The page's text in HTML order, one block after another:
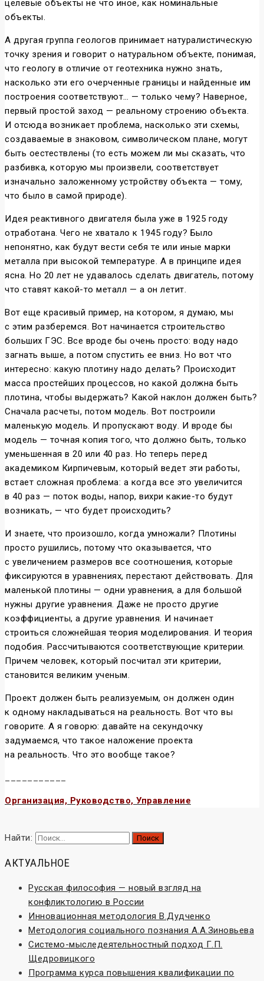
целевые объекты не что иное, как номинальные
объекты.
А другая группа геологов принимает натуралистическую
точку зрения и говорит о натуральном объекте, понимая,
что геологу в отличие от геотехника нужно знать,
насколько эти его очерченные границы и найденные им
построения соответствуют… — только чему? Наверное,
первый простой заход — реальному строению объекта.
И отсюда возникает проблема, насколько эти схемы,
создаваемые в знаковом, символическом плане, могут
быть оестествлены (то есть можем ли мы сказать, что
разбивка, которую мы произвели, соответствует
изначально заложенному устройству объекта — тому,
что было в самой природе).
Идея реактивного двигателя была уже в 1925 году
отработана. Чего не хватало к 1945 году? Было
непонятно, как будут вести себя те или иные марки
металла при высокой температуре. А в принципе идея
ясна. Но 20 лет не удавалось сделать двигатель, потому
что ставят какой-то металл — а он летит.
Вот еще красивый пример, на котором, я думаю, мы
с этим разберемся. Вот начинается строительство
больших ГЭС. Все вроде бы очень просто: воду надо
загнать выше, а потом спустить ее вниз. Но вот что
интересно: какую плотину надо делать? Происходит
масса простейших процессов, но какой должна быть
плотина, чтобы выдержать? Какой наклон должен быть?
Сначала расчеты, потом модель. Вот построили
маленькую модель. И пропускают воду. И вроде бы
модель — точная копия того, что должно быть, только
уменьшенная в 20 или 40 раз. Но теперь перед
академиком Кирпичевым, который ведет эти работы,
встает сложная проблема: а когда все это увеличится
в 40 раз — поток воды, напор, вихри какие-то будут
возникать, — что будет происходить?
И знаете, что произошло, когда умножали? Плотины
просто рушились, потому что оказывается, что
с увеличением размеров все соотношения, которые
фиксируются в уравнениях, перестают действовать. Для
маленькой плотины — одни уравнения, а для большой
нужны другие уравнения. Даже не просто другие
коэффициенты, а другие уравнения. И начинает
строиться сложнейшая теория моделирования. И теория
подобия. Рассчитываются соответствующие критерии.
Причем человек, который посчитал эти критерии,
становится великим ученым.
Проект должен быть реализуемым, он должен один
к одному накладываться на реальность. Вот что вы
говорите. А я говорю: давайте на секундочку
задумаемся, что такое наложение проекта
на реальность. Что это вообще такое?
Организация, Руководство, Управление
Найти:
АКТУАЛЬНОЕ
Русская философия — новый взгляд на
конфликтологию в России
Инновационная методология В.Дудченко
Методология социального познания А.А.Зиновьева
Системо-мыследеятельностный подход Г.П.
Щедровицкого
Программа курса повышения квалификации по